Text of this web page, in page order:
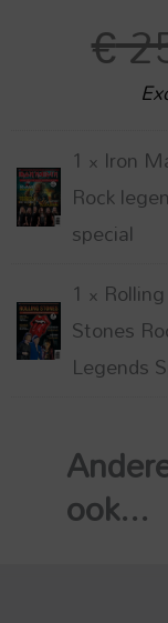
€
1 × Iron
Rock
special
1 × Rolling
Stones
Legends
ook...